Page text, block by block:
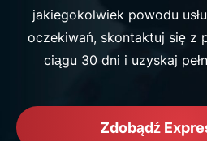
jakiegokolwiek powodu
oczekiwań, skontaktuj się z
ciągu 30 dni i uzyskaj
Zdobądź